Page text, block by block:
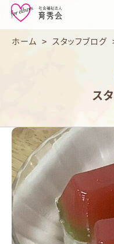
育
秀
会
ホーム > スタッフブログ
ス